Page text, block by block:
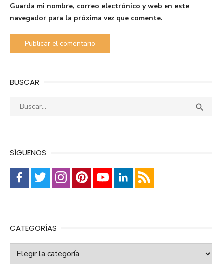
Guarda mi nombre, correo electrónico y web en este
navegador para la próxima vez que comente.
BUSCAR
Buscar: 
SÍGUENOS
CATEGORÍAS
Categorías